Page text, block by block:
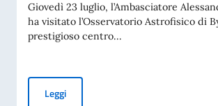
Giovedì 23 luglio, l’Ambasciatore
ha visitato l’Osservatorio Astrofisico di
prestigioso centro...
LeggiVisita dell’Ambasciatore Ferranti